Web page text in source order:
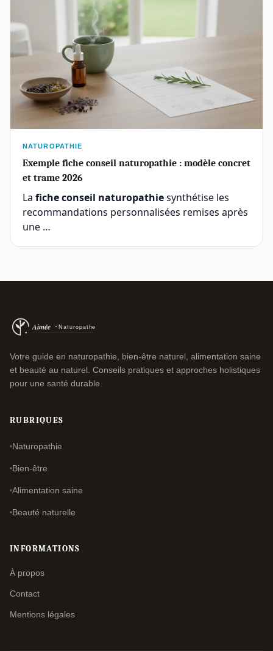
NATUROPATHIE
Exemple fiche conseil naturopathie : modèle concret
et trame 2026
La fiche conseil naturopathiesynthétise les
recommandations personnalisées remises après
une …
Votre guide en naturopathie, bien-être naturel, alimentation saine
et beauté au naturel. Conseils pratiques et approches holistiques
pour une santé durable.
RUBRIQUES
Naturopathie
Bien-être
Alimentation saine
Beauté naturelle
INFORMATIONS
À propos
Contact
Mentions légales